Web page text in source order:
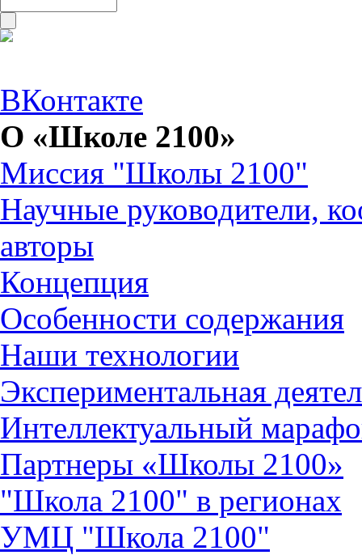
ВКонтакте
О «Школе 2100»
Миссия "Школы 2100"
Научные руководители,
авторы
Концепция
Особенности содержания
Наши технологии
Экспериментальная
Интеллектуальный
Партнеры «Школы 2100»
"Школа 2100" в регионах
УМЦ "Школа 2100"